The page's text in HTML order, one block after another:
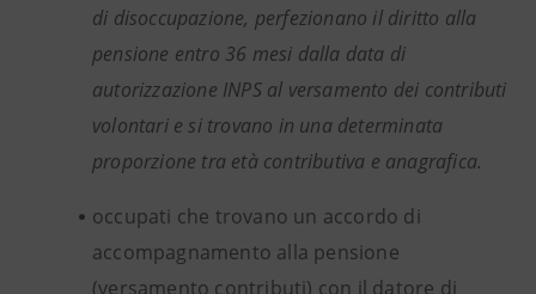
di disoccupazione, perfezionano il diritto alla
pensione entro 36 mesi dalla data di
autorizzazione INPS al versamento dei contributi
volontari e si trovano in una determinata
proporzione tra età contributiva e anagrafica.
occupati che trovano un accordo di
accompagnamento alla pensione
(versamento contributi) con il datore di